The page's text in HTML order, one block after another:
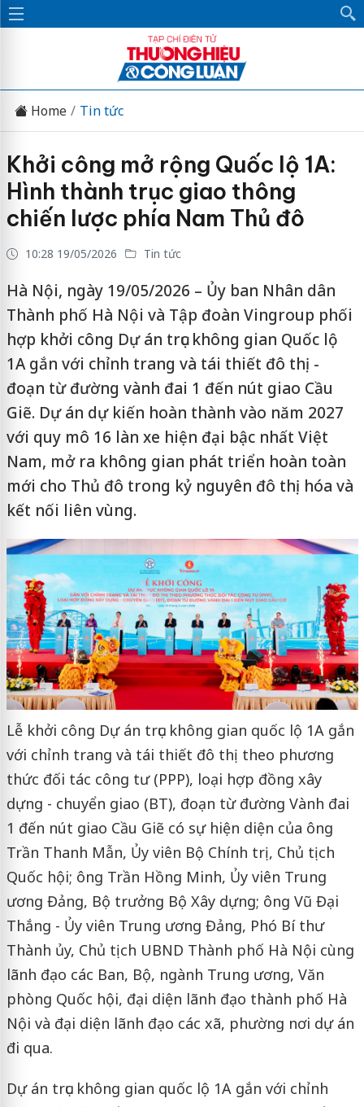
Home Tin tức
Khởi công mở rộng Quốc lộ 1A:
Hình thành trục giao thông
chiến lược phía Nam Thủ đô
10:28 19/05/2026 Tin tức
Hà Nội, ngày 19/05/2026 – Ủy ban Nhân dân
Thành phố Hà Nội và Tập đoàn Vingroup phối
hợp khởi công Dự án trục không gian Quốc lộ
1A gắn với chỉnh trang và tái thiết đô thị -
đoạn từ đường vành đai 1 đến nút giao Cầu
Giẽ. Dự án dự kiến hoàn thành vào năm 2027
với quy mô 16 làn xe hiện đại bậc nhất Việt
Nam, mở ra không gian phát triển hoàn toàn
mới cho Thủ đô trong kỷ nguyên đô thị hóa và
kết nối liên vùng.
Lễ khởi công Dự án trục không gian quốc lộ 1A gắn
với chỉnh trang và tái thiết đô thị theo phương
thức đối tác công tư (PPP), loại hợp đồng xây
dựng - chuyển giao (BT), đoạn từ đường Vành đai
1 đến nút giao Cầu Giẽ có sự hiện diện của ông
Trần Thanh Mẫn, Ủy viên Bộ Chính trị, Chủ tịch
Quốc hội; ông Trần Hồng Minh, Ủy viên Trung
ương Đảng, Bộ trưởng Bộ Xây dựng; ông Vũ Đại
Thắng - Ủy viên Trung ương Đảng, Phó Bí thư
Thành ủy, Chủ tịch UBND Thành phố Hà Nội cùng
lãnh đạo các Ban, Bộ, ngành Trung ương, Văn
phòng Quốc hội, đại diện lãnh đạo thành phố Hà
Nội và đại diện lãnh đạo các xã, phường nơi dự án
đi qua.
Dự án trục không gian quốc lộ 1A gắn với chỉnh